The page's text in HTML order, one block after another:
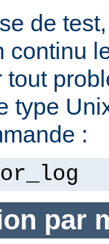
de
continu
tout
type
:
par